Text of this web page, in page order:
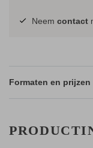
Neem contact
Formaten en prijzen